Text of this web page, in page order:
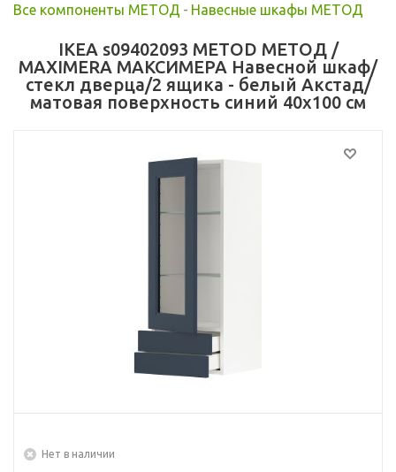
Все компоненты МЕТОД - Навесные шкафы МЕТОД
IKEA s09402093 METOD МЕТОД /
MAXIMERA МАКСИМЕРА Навесной шкаф/
стекл дверца/2 ящика - белый Акстад/
матовая поверхность синий 40x100 см
Нет в наличии